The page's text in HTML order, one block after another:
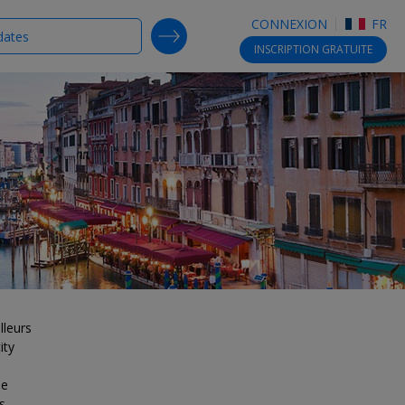
CONNEXION FR
INSCRIPTION GRATUITE
SEARCH DEALS